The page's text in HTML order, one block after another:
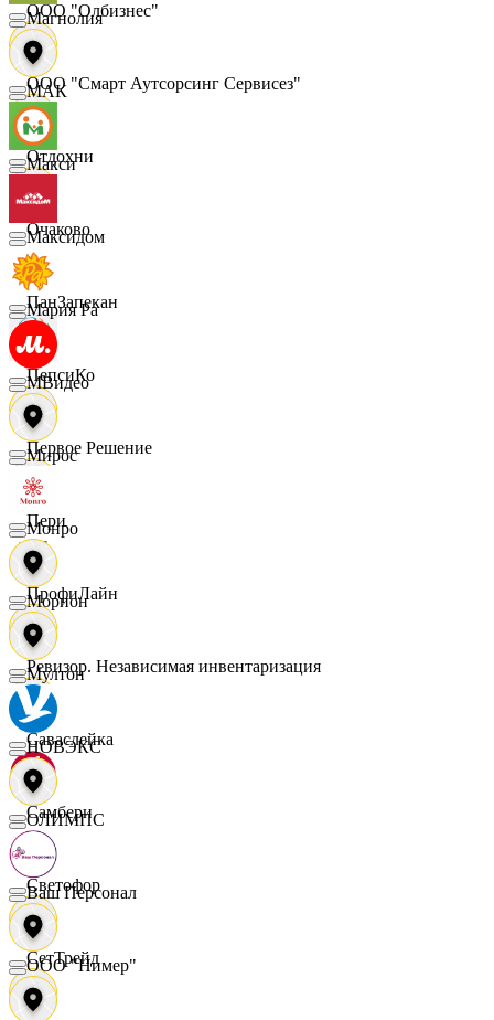
ООО "Олбизнес"
ООО "Смарт Аутсорсинг Сервисез"
Отдохни
Очаково
ПанЗапекан
ПепсиКо
Первое Решение
Пери
ПрофиЛайн
Ревизор. Независимая инвентаризация
Саваслейка
Самбери
Светофор
СетТрейд
Магнолия
МАК
Макси
Максидом
Мария Ра
МВидео
Мирос
Монро
Морион
Мултон
НОВЭКС
ОЛИМПС
Ваш Персонал
ООО "Нимер"